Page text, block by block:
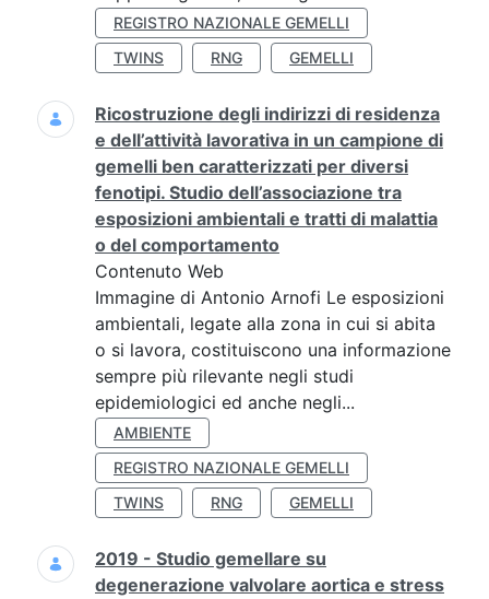
REGISTRO NAZIONALE GEMELLI
TWINS
RNG GEMELLI
Ricostruzione degli indirizzi di residenza
e dell’attività lavorativa in un campione di
gemelli ben caratterizzati per diversi
fenotipi. Studio dell’associazione tra
esposizioni ambientali e tratti di malattia
o del comportamento
Contenuto Web
Immagine di Antonio Arnofi Le esposizioni
ambientali, legate alla zona in cui si abita
o si lavora, costituiscono una informazione
sempre più rilevante negli studi
epidemiologici ed anche negli...
AMBIENTE
REGISTRO NAZIONALE GEMELLI
TWINS
RNG GEMELLI
2019 - Studio gemellare su
degenerazione valvolare aortica e stress